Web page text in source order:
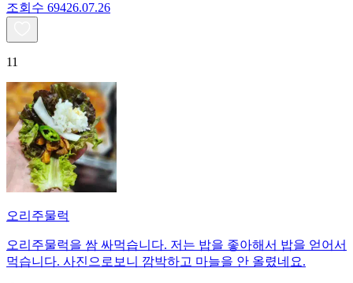
조회수 69426.07.26
11
오리주물럭
오리주물럭을 쌈 싸먹습니다. 저는 밥을 좋아해서 밥을 얻어서
먹습니다. 사진으로보니 깜박하고 마늘을 안 올렸네요.